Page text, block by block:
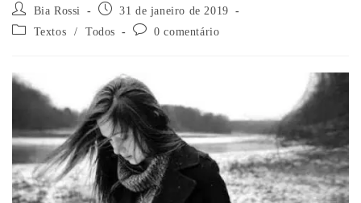
Bia Rossi
31 de janeiro de 2019
Textos
/ Todos 0 comentário